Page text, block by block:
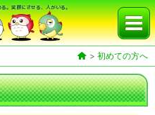
。笑顔にさせる、人がいる。
> 初めての方へ